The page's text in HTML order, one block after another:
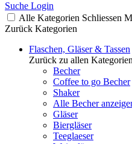
Suche Login
Alle Kategorien Schliessen
Zurück Kategorien
Flaschen, Gläser & Tassen
Zurück zu allen Kategorien
Becher
Coffee to go Becher
Shaker
Alle Becher
Gläser
Biergläser
Teeglaeser